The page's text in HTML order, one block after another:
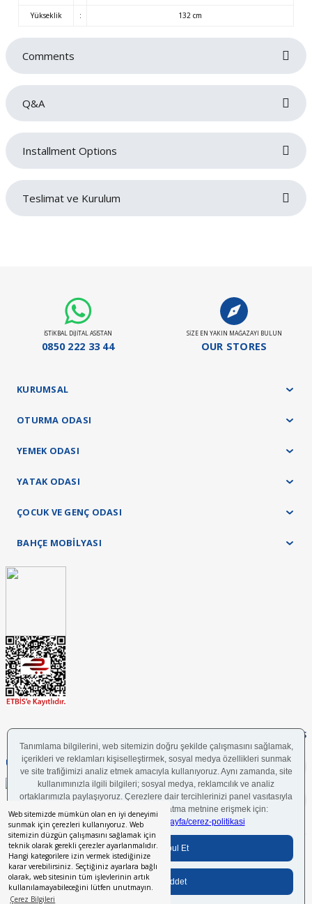
Web sitemizde mümkün olan en iyi deneyimi
sunmak için çerezleri kullanıyoruz. Web
sitemizin düzgün çalışmasını sağlamak için
teknik olarak gerekli çerezler ayarlanmalıdır.
Hangi kategorilere izin vermek istediğinize
karar verebilirsiniz. Seçtiğiniz ayarlara bağlı
olarak, web sitesinin tüm işlevlerinin artık
kullanılamayabileceğini lütfen unutmayın.
Çerez Bilgileri
Yükseklik : 132 cm
Comments
Q&A
No questions have been asked about this product yet.
Installment Options
Teslimat ve Kurulum
Panel ürün grubu ve baza - başlık ürünlerimizde 45 gün
Yatak ürün grubumuz ise 21 gündür.
Stokta Olan Ürünler İçin Teslim Süresi : 10-15 Gün
İSTİKBAL DİJİTAL ASİSTAN
0850 222 33 44
SİZE EN YAKIN MAĞAZAYI BULUN
OUR STORES
KURUMSAL
OTURMA ODASI
YEMEK ODASI
YATAK ODASI
ÇOCUK VE GENÇ ODASI
BAHÇE MOBİLYASI
UYGULAMAMIZI İNDİRİN
FOLLOW US
Bilgi Toplumu Hizmetleri BGYS Politikası Çerez Politikası
© 2024 İstikbal Mobilya A.Ş.